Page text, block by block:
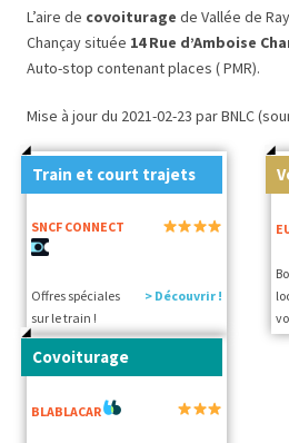
L’aire de covoiturage de Vallée de
Chançay située 14 Rue d’Amboise
Auto-stop contenant places ( PMR).
Mise à jour du 2021-02-23 par BNLC
Train et court trajets
SNCF CONNECT
Offres spéciales
sur le train !
> Découvrir !
Covoiturage
BLABLACAR